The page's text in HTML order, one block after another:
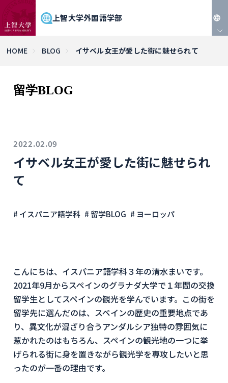
上智大学外国語学部
HOME BLOG イサベル女王が愛した街に魅せられて
留学BLOG
2022.02.09
イサベル女王が愛した街に魅せられ
て
# イスパニア語学科 # 留学BLOG # ヨーロッパ
こんにちは、イスパニア語学科３年の清水まいです。
2021年9月からスペインのグラナダ大学で１年間の交換
留学生としてスペインの観光を学んでいます。この街を
留学先に選んだのは、スペインの歴史の重要地点であ
り、異文化が混ざり合うアンダルシア独特の雰囲気に
惹かれたのはもちろん、スペインの観光地の一つに挙
げられる街に身を置きながら観光学を専攻したいと思
ったのが一番の理由です。